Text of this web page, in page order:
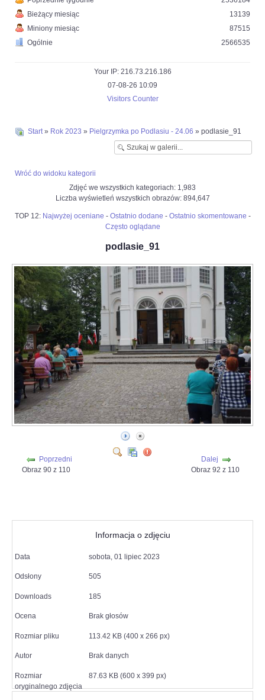
Bieżący miesiąc
Miniony miesiąc
Ogólnie
13139
87515
2566535
Your IP: 216.73.216.186
07-08-26 10:09
Visitors Counter
Start» Rok 2023 » Pielgrzymka po Podlasiu - 24.06 » podlasie_91
Wróć do widoku kategorii
Zdjęć we wszystkich kategoriach: 1,983
Liczba wyświetleń wszystkich obrazów: 894,647
TOP 12: Najwyżej oceniane - Ostatnio dodane - Ostatnio skomentowane -
Często oglądane
podlasie_91
Poprzedni
Obraz 90 z 110
Dalej
Obraz 92 z 110
Informacja o zdjęciu
Data sobota, 01 lipiec 2023
Odsłony 505
Downloads 185
Ocena Brak głosów
Rozmiar pliku 113.42 KB (400 x 266 px)
Autor Brak danych
Rozmiar
oryginalnego zdjęcia
87.63 KB (600 x 399 px)